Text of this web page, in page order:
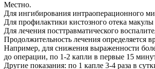
Местно.
Для ингибирования интраоперационного
Для профилактики кистозного отека
Для лечения посттравматического
Продолжительность лечения определяется
Например, для снижения выраженности
до операции, по 1-2 капли в первые 15
Другие показания: по 1 капле 3-4 раза в